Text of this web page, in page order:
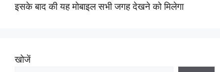
इसके बाद की यह मोबाइल सभी जगह देखने को मिलेगा
खोजें